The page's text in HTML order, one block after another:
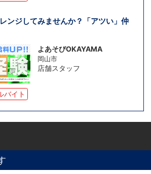
ンジしてみませんか？「アツい」仲
よあそびOKAYAMA
岡山市
店舗スタッフ
バイト